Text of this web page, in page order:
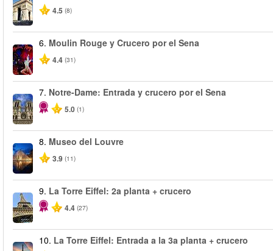
4.5 (8)
6. Moulin Rouge y Crucero por el Sena
4.4 (31)
7. Notre-Dame: Entrada y crucero por el Sena
5.0 (1)
8. Museo del Louvre
3.9 (11)
9. La Torre Eiffel: 2a planta + crucero
4.4 (27)
10. La Torre Eiffel: Entrada a la 3a planta + crucero